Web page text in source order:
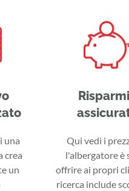
una
crea
un
Qui vedi i
l'albergatore è
offrire ai propri
ricerca include